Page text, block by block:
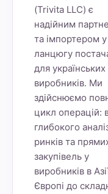
(Trivita LLC) є
надійним
та імпортером у
ланцюгу
для українських
виробників. Ми
здійснюємо
цикл операцій:
глибокого
ринків та
закупівель у
виробників в
Європі до